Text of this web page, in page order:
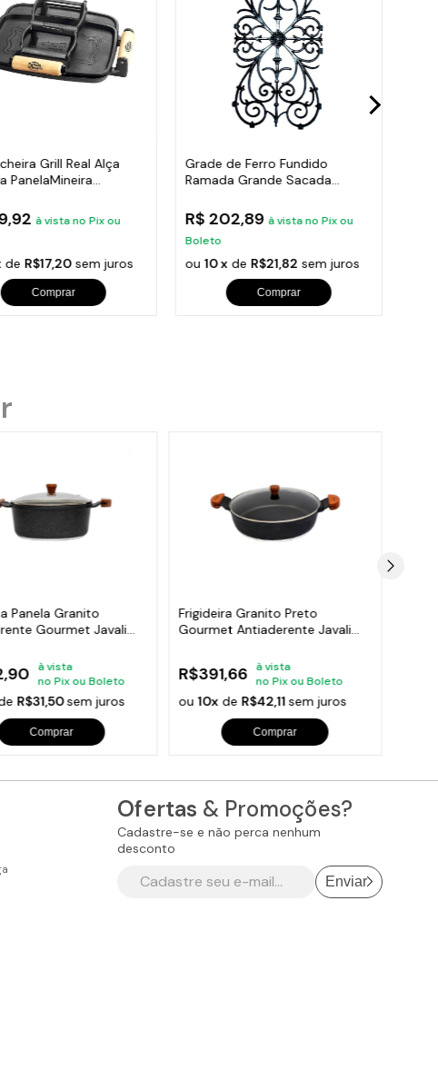
Grill Real Alça
PanelaMineira
à vista no Pix ou
deR$17,20 sem juros
Comprar
Grade de Ferro Fundido
Ramada Grande Sacada
R$ 202,89 à vista no Pix ou
Boleto
ou10 x de R$21,82 sem juros
Comprar
Panela Granito
Gourmet Javali
à vista
no Pix ou Boleto
R$31,50sem juros
Comprar
Frigideira Granito Preto
Gourmet Antiaderente Javali
R$391,66
à vista
no Pix ou Boleto
ou10x de R$42,11sem juros
Comprar
Ofertas & Promoções?
Cadastre-se e não perca nenhum
desconto
Enviar